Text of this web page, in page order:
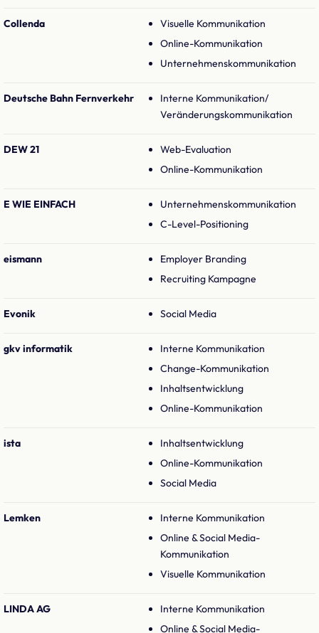
Collenda
Visuelle Kommunikation
Online-Kommunikation
Unternehmenskommunikation
Deutsche Bahn Fernverkehr
Interne Kommunikation/
Veränderungskommunikation
DEW 21
Web-Evaluation
Online-Kommunikation
E WIE EINFACH
Unternehmenskommunikation
C-Level-Positioning
eismann
Employer Branding
Recruiting Kampagne
Evonik Social Media
gkv informatik
Interne Kommunikation
Change-Kommunikation
Inhaltsentwicklung
Online-Kommunikation
ista
Inhaltsentwicklung
Online-Kommunikation
Social Media
Lemken
Interne Kommunikation
Online & Social Media-
Kommunikation
Visuelle Kommunikation
LINDA AG
Interne Kommunikation
Online & Social Media-